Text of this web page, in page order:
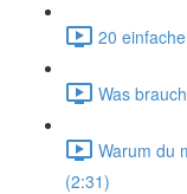
20
Was
Warum du
(2:31)